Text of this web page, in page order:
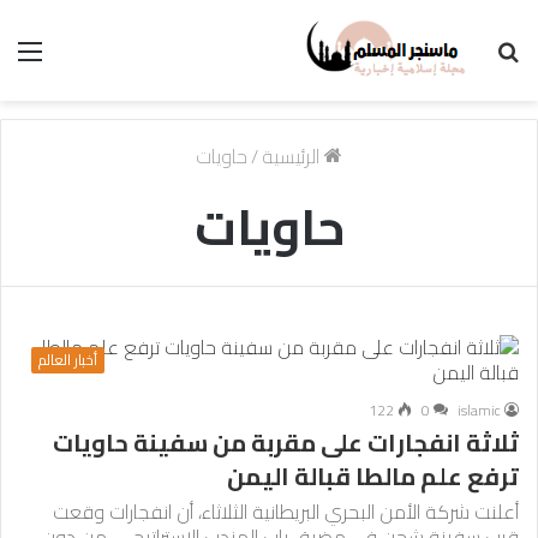
الرئيسية/حاويات
حاويات
أخبار العالم
islamic
0
122
ثلاثة انفجارات على مقربة من سفينة حاويات
ترفع علم مالطا قبالة اليمن
أعلنت شركة الأمن البحري البريطانية الثلاثاء، أن انفجارات وقعت